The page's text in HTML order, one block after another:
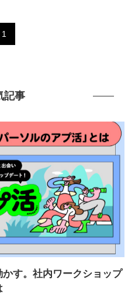
1
記事
す。社内ワークショップ